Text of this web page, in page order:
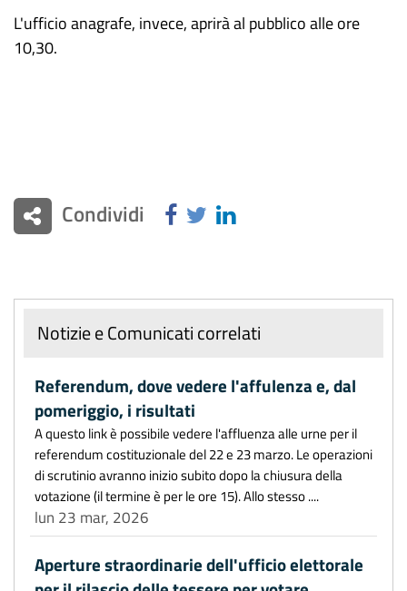
L'ufficio anagrafe, invece, aprirà al pubblico alle ore
10,30.
Condividi
Notizie e Comunicati correlati
Referendum, dove vedere l'affulenza e, dal
pomeriggio, i risultati
A questo link è possibile vedere l'affluenza alle urne per il
referendum costituzionale del 22 e 23 marzo. Le operazioni
di scrutinio avranno inizio subito dopo la chiusura della
votazione (il termine è per le ore 15). Allo stesso ....
lun 23 mar, 2026
Aperture straordinarie dell'ufficio elettorale